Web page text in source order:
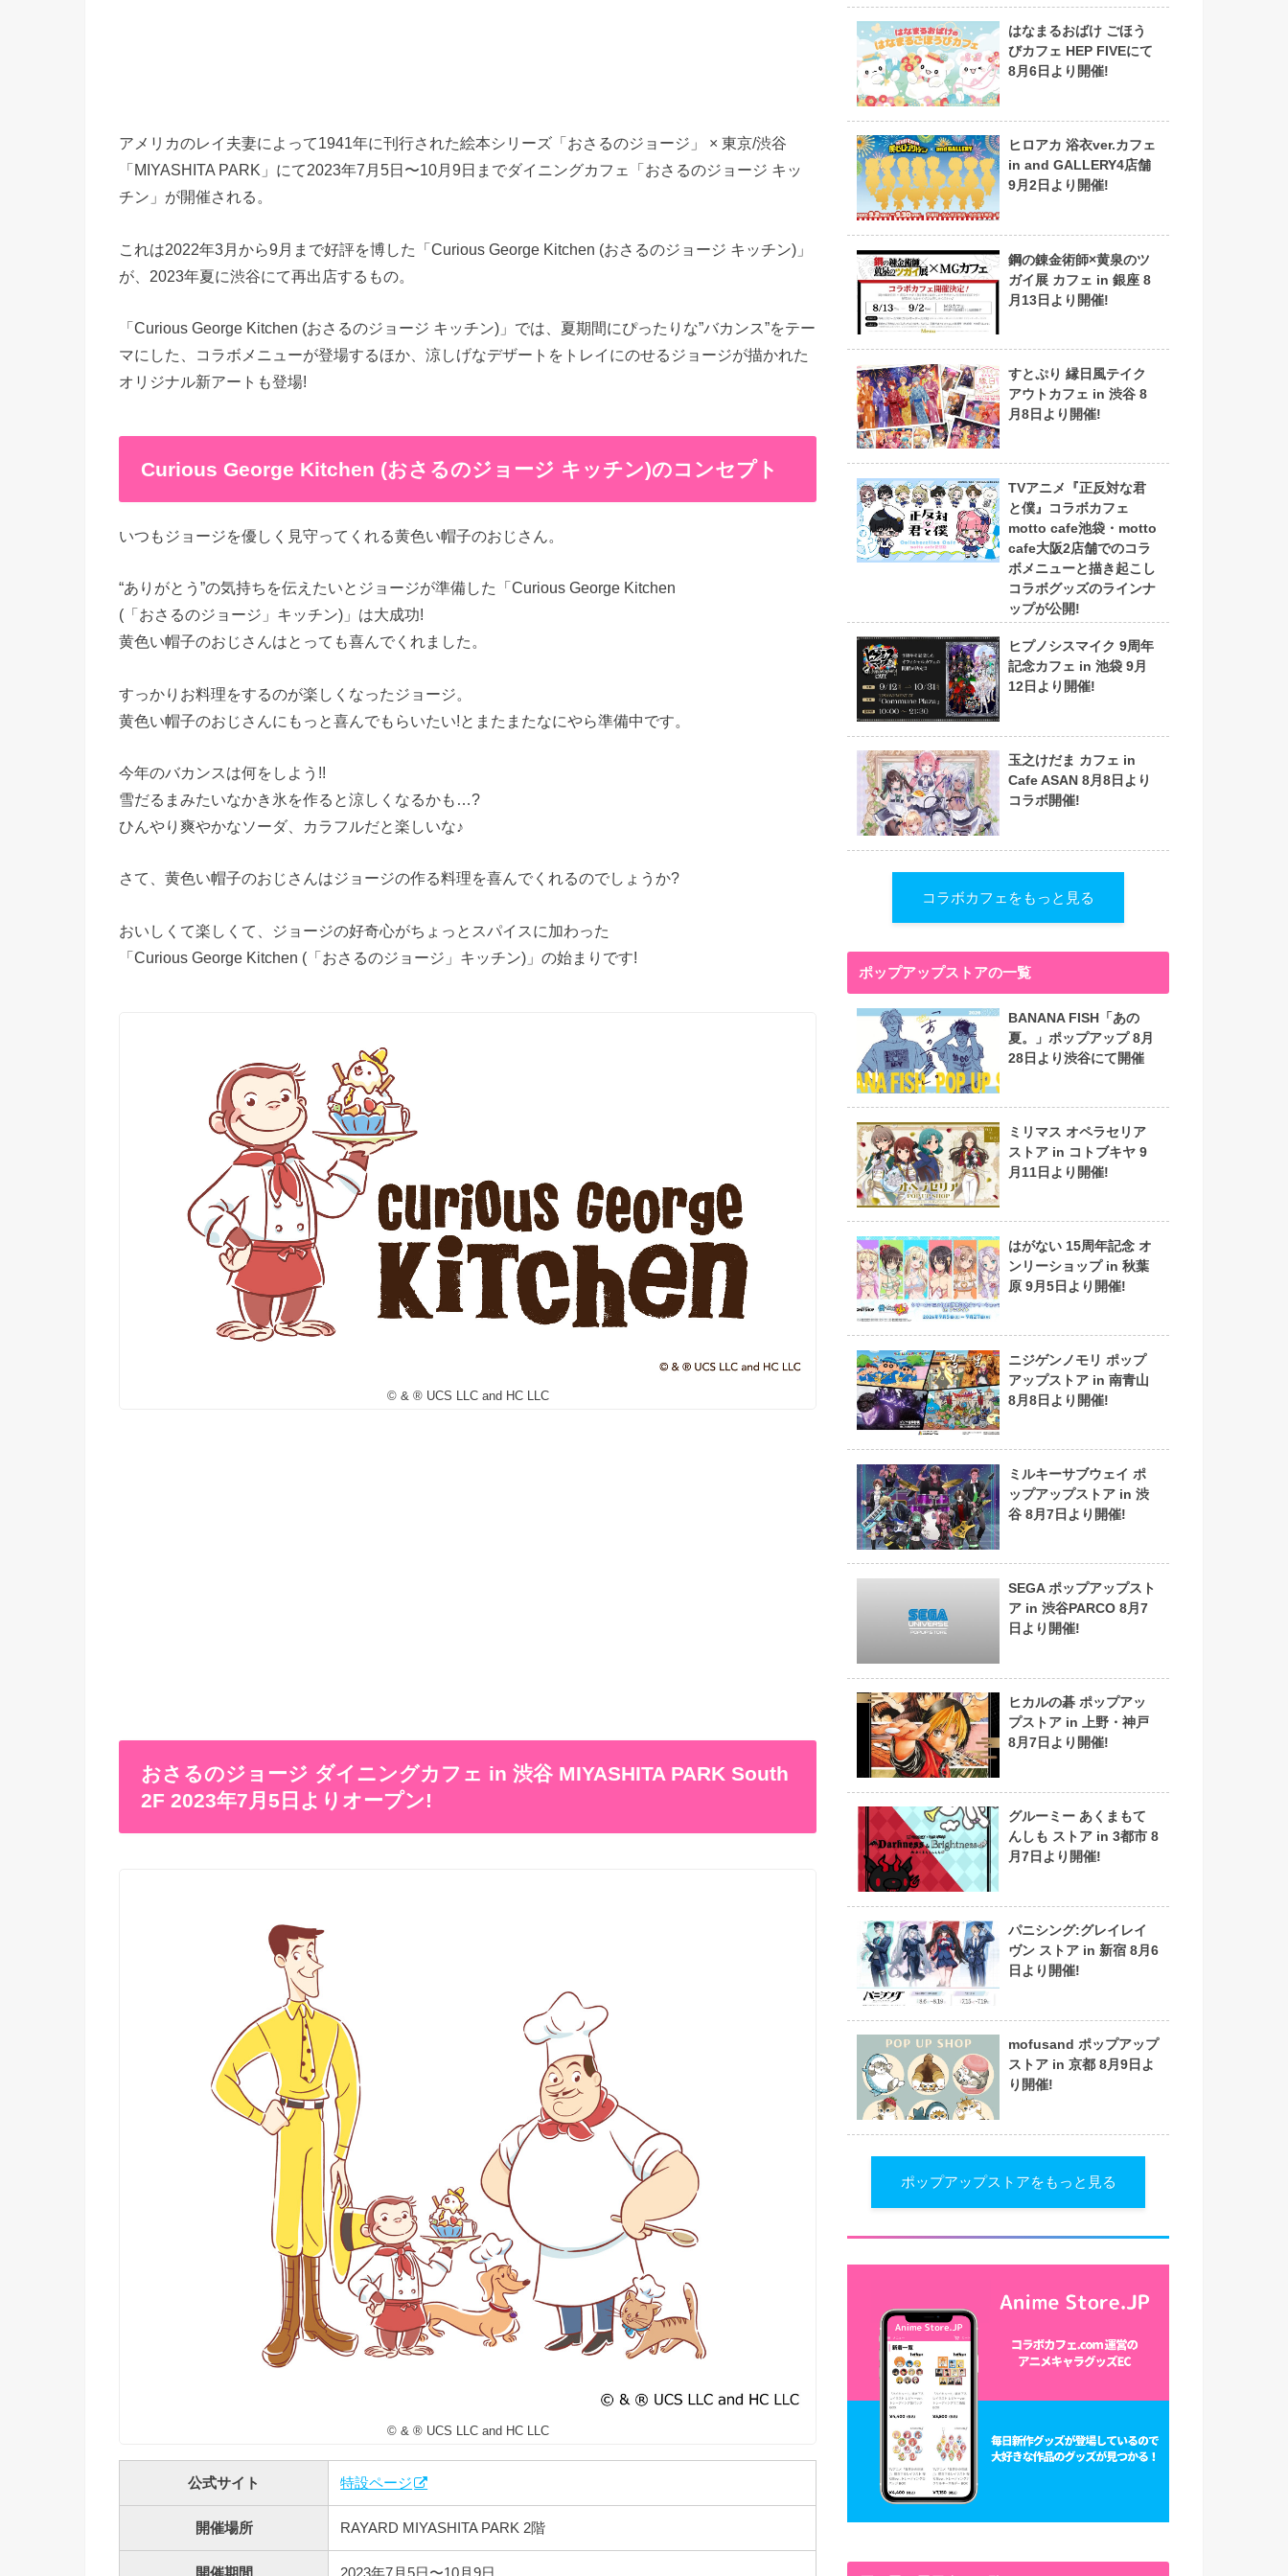
アメリカのレイ夫妻によって1941年に刊行された絵本シリーズ「おさるのジョージ」 × 東京/渋谷
「MIYASHITA PARK」にて2023年7月5日〜10月9日までダイニングカフェ「おさるのジョージ キッ
チン」が開催される。
これは2022年3月から9月まで好評を博した「Curious George Kitchen (おさるのジョージ キッチン)」
が、2023年夏に渋谷にて再出店するもの。
「Curious George Kitchen (おさるのジョージ キッチン)」では、夏期間にぴったりな”バカンス”をテー
マにした、コラボメニューが登場するほか、涼しげなデザートをトレイにのせるジョージが描かれた
オリジナル新アートも登場!
Curious George Kitchen (おさるのジョージ キッチン)のコンセプト
いつもジョージを優しく見守ってくれる黄色い帽子のおじさん。
“ありがとう”の気持ちを伝えたいとジョージが準備した「Curious George Kitchen
(「おさるのジョージ」キッチン)」は大成功!
黄色い帽子のおじさんはとっても喜んでくれました。
すっかりお料理をするのが楽しくなったジョージ。
黄色い帽子のおじさんにもっと喜んでもらいたい!とまたまたなにやら準備中です。
今年のバカンスは何をしよう!!
雪だるまみたいなかき氷を作ると涼しくなるかも…?
ひんやり爽やかなソーダ、カラフルだと楽しいな♪
さて、黄色い帽子のおじさんはジョージの作る料理を喜んでくれるのでしょうか?
おいしくて楽しくて、ジョージの好奇心がちょっとスパイスに加わった
「Curious George Kitchen (「おさるのジョージ」キッチン)」の始まりです!
© & ® UCS LLC and HC LLC
おさるのジョージ ダイニングカフェ in 渋谷 MIYASHITA PARK South
2F 2023年7月5日よりオープン!
© & ® UCS LLC and HC LLC
公式サイト 特設ページ
開催場所 RAYARD MIYASHITA PARK 2階
開催期間 2023年7月5日〜10月9日
はなまるおばけ ごほう
びカフェ HEP FIVEにて
8月6日より開催!
ヒロアカ 浴衣ver.カフェ
in and GALLERY4店舗
9月2日より開催!
鋼の錬金術師×黄泉のツ
ガイ展 カフェ in 銀座 8
月13日より開催!
すとぷり 縁日風テイク
アウトカフェ in 渋谷 8
月8日より開催!
TVアニメ『正反対な君
と僕』コラボカフェ
motto cafe池袋・motto
cafe大阪2店舗でのコラ
ボメニューと描き起こし
コラボグッズのラインナ
ップが公開!
ヒプノシスマイク 9周年
記念カフェ in 池袋 9月
12日より開催!
玉之けだま カフェ in
Cafe ASAN 8月8日より
コラボ開催!
コラボカフェをもっと見る
ポップアップストアの一覧
BANANA FISH「あの
夏。」ポップアップ 8月
28日より渋谷にて開催
ミリマス オペラセリア
ストア in コトブキヤ 9
月11日より開催!
はがない 15周年記念 オ
ンリーショップ in 秋葉
原 9月5日より開催!
ニジゲンノモリ ポップ
アップストア in 南青山
8月8日より開催!
ミルキーサブウェイ ポ
ップアップストア in 渋
谷 8月7日より開催!
SEGA ポップアップスト
ア in 渋谷PARCO 8月7
日より開催!
ヒカルの碁 ポップアッ
プストア in 上野・神戸
8月7日より開催!
グルーミー あくまもて
んしも ストア in 3都市 8
月7日より開催!
パニシング:グレイレイ
ヴン ストア in 新宿 8月6
日より開催!
mofusand ポップアップ
ストア in 京都 8月9日よ
り開催!
ポップアップストアをもっと見る